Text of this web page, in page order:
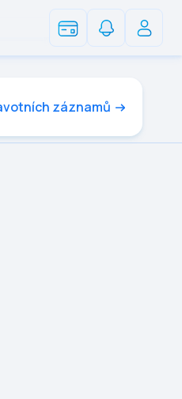
záznamů